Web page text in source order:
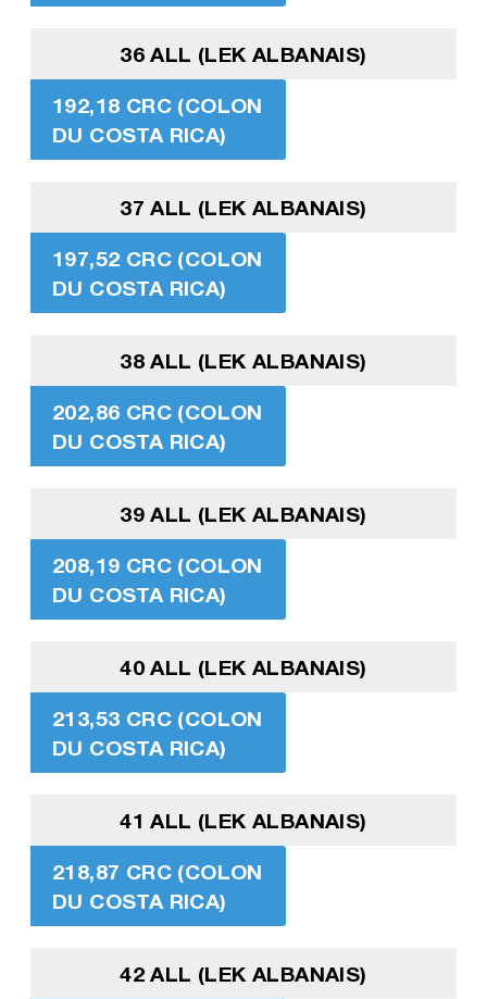
36 ALL (LEK ALBANAIS)
192,18 CRC (COLON
DU COSTA RICA)
37 ALL (LEK ALBANAIS)
197,52 CRC (COLON
DU COSTA RICA)
38 ALL (LEK ALBANAIS)
202,86 CRC (COLON
DU COSTA RICA)
39 ALL (LEK ALBANAIS)
208,19 CRC (COLON
DU COSTA RICA)
40 ALL (LEK ALBANAIS)
213,53 CRC (COLON
DU COSTA RICA)
41 ALL (LEK ALBANAIS)
218,87 CRC (COLON
DU COSTA RICA)
42 ALL (LEK ALBANAIS)